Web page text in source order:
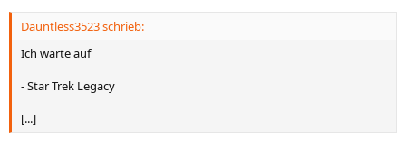
Dauntless3523 schrieb:
Ich warte auf
- Star Trek Legacy
[...]